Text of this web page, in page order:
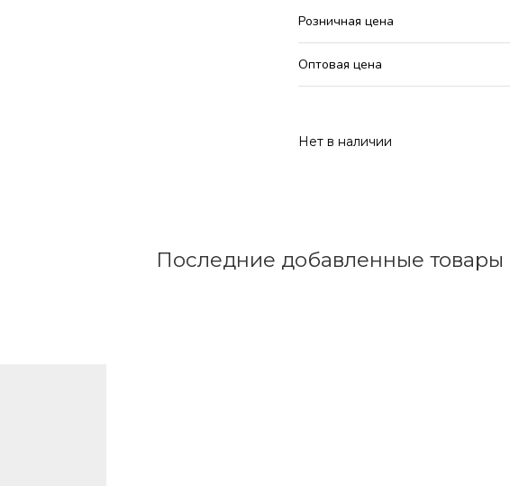
Розничная цена
Оптовая цена
Нет в наличии
Последние добавленные товары